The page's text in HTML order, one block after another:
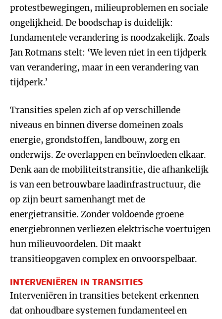
protestbewegingen, milieuproblemen en sociale
ongelijkheid. De boodschap is duidelijk:
fundamentele verandering is noodzakelijk. Zoals
Jan Rotmans stelt: ‘We leven niet in een tijdperk
van verandering, maar in een verandering van
tijdperk.’
Transities spelen zich af op verschillende
niveaus en binnen diverse domeinen zoals
energie, grondstoffen, landbouw, zorg en
onderwijs. Ze overlappen en beïnvloeden elkaar.
Denk aan de mobiliteitstransitie, die afhankelijk
is van een betrouwbare laadinfrastructuur, die
op zijn beurt samenhangt met de
energietransitie. Zonder voldoende groene
energiebronnen verliezen elektrische voertuigen
hun milieuvoordelen. Dit maakt
transitieopgaven complex en onvoorspelbaar.
INTERVENIËREN IN TRANSITIES
Interveniëren in transities betekent erkennen
dat onhoudbare systemen fundamenteel en